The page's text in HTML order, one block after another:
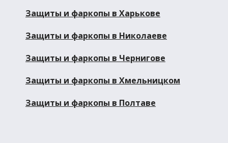
Защиты и фаркопы в Харькове
Защиты и фаркопы в Николаеве
Защиты и фаркопы в Чернигове
Защиты и фаркопы в Хмельницком
Защиты и фаркопы в Полтаве